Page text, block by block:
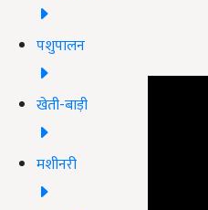
पशुपालन
खेती-बाड़ी
मशीनरी